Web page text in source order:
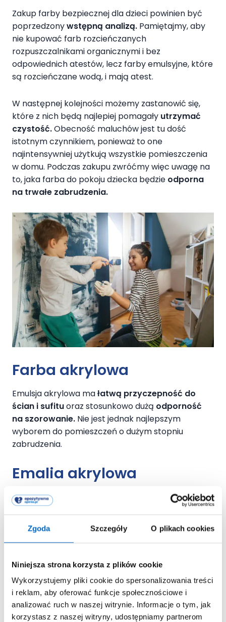
Zgoda Szczegóły O plikach cookies
Niniejsza strona korzysta z plików cookie
Wykorzystujemy pliki cookie do spersonalizowania treści
i reklam, aby oferować funkcje społecznościowe i
analizować ruch w naszej witrynie. Informacje o tym, jak
korzystasz z naszej witryny, udostępniamy partnerom
Zakup farby bezpiecznej dla dzieci powinien być
poprzedzonywstępną analizą. Pamiętajmy, aby
nie kupować farb rozcieńczanych
rozpuszczalnikami organicznymi i bez
odpowiednich atestów, lecz farby emulsyjne, które
są rozcieńczane wodą, i mają atest.
W następnej kolejności możemy zastanowić się,
które z nich będą najlepiej pomagały utrzymać
czystość.Obecność maluchów jest tu dość
istotnym czynnikiem, ponieważ to one
najintensywniej użytkują wszystkie pomieszczenia
w domu. Podczas zakupu zwróćmy więc uwagę na
to, jaka farba do pokoju dziecka będzie odporna
na trwałe zabrudzenia.
Farba akrylowa
Emulsja akrylowa małatwą przyczepność do
ścian i sufituoraz stosunkowo dużą odporność
na szorowanie. Nie jest jednak najlepszym
wyborem do pomieszczeń o dużym stopniu
zabrudzenia.
Emalia akrylowa
W przeciwieństwie do emulsji akrylowej ta farba
jest dużoodporniejsza na czyszczenie.
Można ją
stosować do drewna i materiałów
drewnopodobnych i elementów stalowych (np.
farba do pokoju dziecięcego, w którym zwykle
panują
utrudnione warunki wietrzenia
pomieszczenia.
Jaka farba do pokoju dziecka ma podobne